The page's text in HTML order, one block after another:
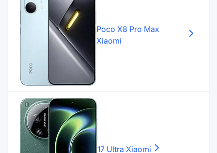
Poco X8 Pro Max
Xiaomi
17 Ultra Xiaomi